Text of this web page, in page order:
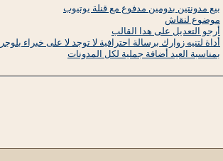
بيع مدونتين بدومين مدفوع مع قنلة يوتيوب
موضوع لنقاش
أرجو التعديل على هدا القالب
أداة لتنيه زوارك برسالة احترافية لا توجد لا على خبراء بلوجر
بمناسبة العيد أضافة جملية لكل المدونات